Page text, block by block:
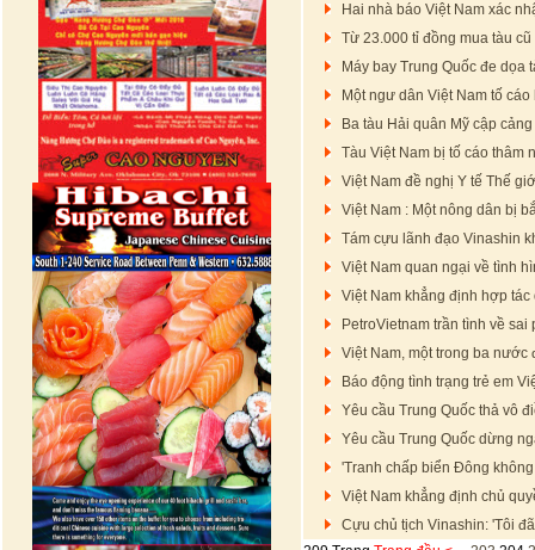
Hai nhà báo Việt Nam xác
Từ 23.000 tỉ đồng mua tàu
Máy bay Trung Quốc đe
Một ngư dân Việt Nam tố
Ba tàu Hải quân Mỹ cập
Tàu Việt Nam bị tố cáo
Việt Nam đề nghị Y tế Thế
Việt Nam : Một nông dân bị
Tám cựu lãnh đạo Vinashin
Việt Nam quan ngại về tình
Việt Nam khẳng định hợp
PetroVietnam trần tình về
Việt Nam, một trong ba
Báo động tình trạng trẻ em
Yêu cầu Trung Quốc thả vô
Yêu cầu Trung Quốc dừng
'Tranh chấp biển Đông
Việt Nam khẳng định chủ
Cựu chủ tịch Vinashin: 'Tôi